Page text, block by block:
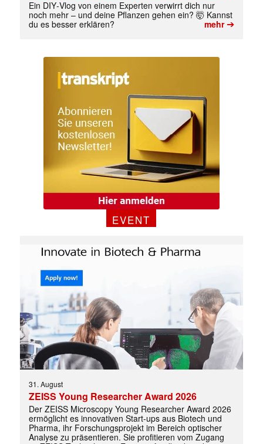
Ein DIY‑Vlog von einem Experten verwirrt dich nur
noch mehr – und deine Pflanzen gehen ein? 🤯 Kannst
du es besser erklären?
mehr➔
EVENT
31. August
ZEISS Young Researcher Award 2026
Der ZEISS Microscopy Young Researcher Award 2026
ermöglicht es innovativen Start-ups aus Biotech und
Pharma, ihr Forschungsprojekt im Bereich optischer
Analyse zu präsentieren. Sie profitieren vom Zugang